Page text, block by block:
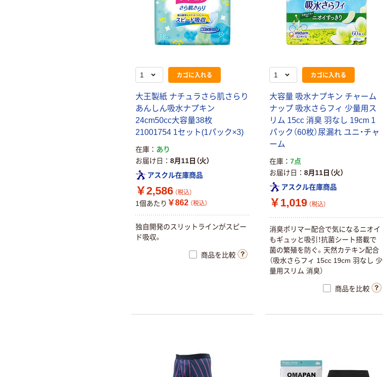
カゴに入れる
大王製紙 ナチュラさら肌さらり
あんしん吸水ナプキン
24cm50cc大容量38枚
21001754 1セット(1パック×3)
在庫
あり
お届け日
8月11日（火）
アスクル在庫商品
￥2,586 （税込）
1個あたり ￥862 （税込）
独自開発のスリットラインがスピー
ド吸収。
商品を比較
カゴに入れる
大容量 吸水ナプキン チャーム
ナップ 吸水さらフィ 少量用ス
リム 15cc 消臭 羽なし 19cm 1
パック（60枚）尿漏れ ユニ・チャ
ーム
在庫
7点
お届け日
8月11日（火）
アスクル在庫商品
￥1,019 （税込）
消臭ポリマー配合で気になるニオイ
もギュッと吸引！抗菌シート搭載で
菌の繁殖を防ぐ。天然カテキン配合
（吸水さらフィ 15cc 19cm 羽なし 少
量用スリム 消臭）
商品を比較